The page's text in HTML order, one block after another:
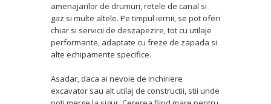
amenajarilor de drumuri, retele de canal si
gaz si multe altele. Pe timpul iernii, se pot oferi
chiar si servicii de deszapezire, tot cu utilaje
performante, adaptate cu freze de zapada si
alte echipamente specifice.
Asadar, daca ai nevoie de inchiriere
excavator sau alt utilaj de constructii, stii unde